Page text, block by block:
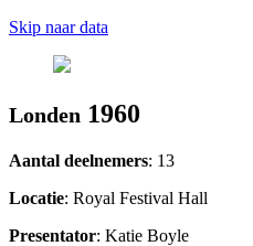
Skip naar data
Londen 1960
Aantal deelnemers: 13
Locatie: Royal Festival Hall
Presentator: Katie Boyle